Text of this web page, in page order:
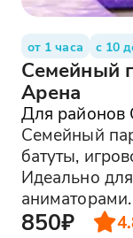
от 1 часа с 10
Семейный
Арена
Для районов
Семейный
батуты,
Идеально
аниматорами.
850₽